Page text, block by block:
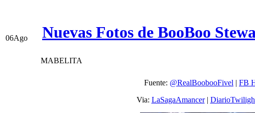
06Ago Nuevas Fotos de BooBoo
MABELITA
Fuente: @RealBoobooFivel | FB
Via: LaSagaAmancer|